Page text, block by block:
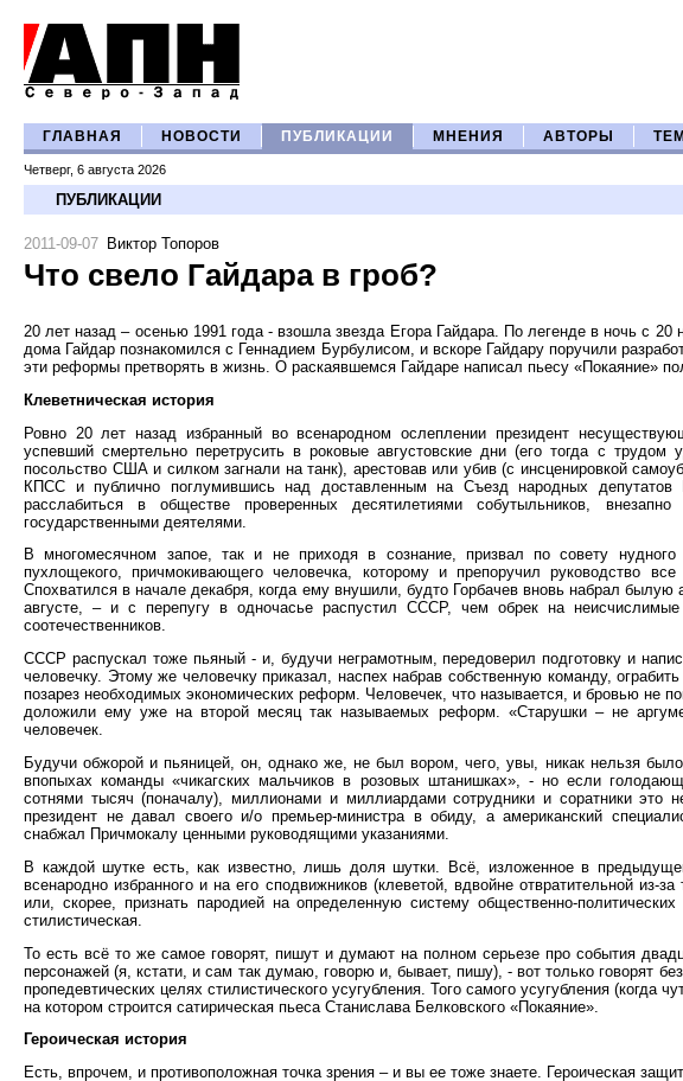
ГЛАВНАЯ НОВОСТИ ПУБЛИКАЦИИ МНЕНИЯ АВТОРЫ
Четверг, 6 августа 2026
ПУБЛИКАЦИИ
2011-09-07 Виктор Топоров
Что свело Гайдара в гроб?
20 лет назад – осенью 1991 года - взошла звезда Егора Гайдара. По легенде в ночь с 20
дома Гайдар познакомился с Геннадием Бурбулисом, и вскоре Гайдару поручили
эти реформы претворять в жизнь. О раскаявшемся Гайдаре написал пьесу «Покаяние»
Клеветническая история
Ровно 20 лет назад избранный во всенародном ослеплении президент
успевший смертельно перетрусить в роковые августовские дни (его тогда с
посольство США и силком загнали на танк), арестовав или убив (с инсценировкой
КПСС и публично поглумившись над доставленным на Съезд народных
расслабиться в обществе проверенных десятилетиями собутыльников,
государственными деятелями.
В многомесячном запое, так и не приходя в сознание, призвал по совету нудного
пухлощекого, причмокивающего человечка, которому и препоручил руководство
Спохватился в начале декабря, когда ему внушили, будто Горбачев вновь набрал
августе, – и с перепугу в одночасье распустил СССР, чем обрек на
соотечественников.
СССР распускал тоже пьяный - и, будучи неграмотным, передоверил подготовку и
человечку. Этому же человечку приказал, наспех набрав собственную команду,
позарез необходимых экономических реформ. Человечек, что называется, и бровью не
доложили ему уже на второй месяц так называемых реформ. «Старушки – не
человечек.
Будучи обжорой и пьяницей, он, однако же, не был вором, чего, увы, никак нельзя
впопыхах команды «чикагских мальчиков в розовых штанишках», - но если
сотнями тысяч (поначалу), миллионами и миллиардами сотрудники и соратники это
президент не давал своего и/о премьер-министра в обиду, а американский
снабжал Причмокалу ценными руководящими указаниями.
В каждой шутке есть, как известно, лишь доля шутки. Всё, изложенное в
всенародно избранного и на его сподвижников (клеветой, вдвойне отвратительной из-
или, скорее, признать пародией на определенную систему общественно-
стилистическая.
То есть всё то же самое говорят, пишут и думают на полном серьезе про события
персонажей (я, кстати, и сам так думаю, говорю и, бывает, пишу), - вот только говорят
пропедевтических целях стилистического усугубления. Того самого усугубления (когда
на котором строится сатирическая пьеса Станислава Белковского «Покаяние».
Героическая история
Есть, впрочем, и противоположная точка зрения – и вы ее тоже знаете. Героическая